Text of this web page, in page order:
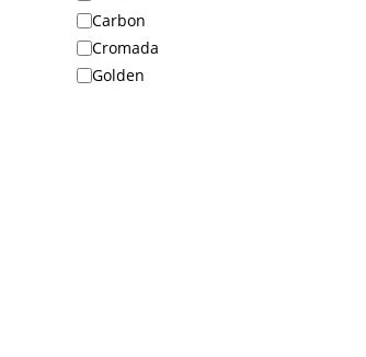
Carbon
Cromada
Golden